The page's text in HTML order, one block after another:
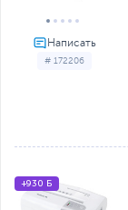
# 172206
+930 Б